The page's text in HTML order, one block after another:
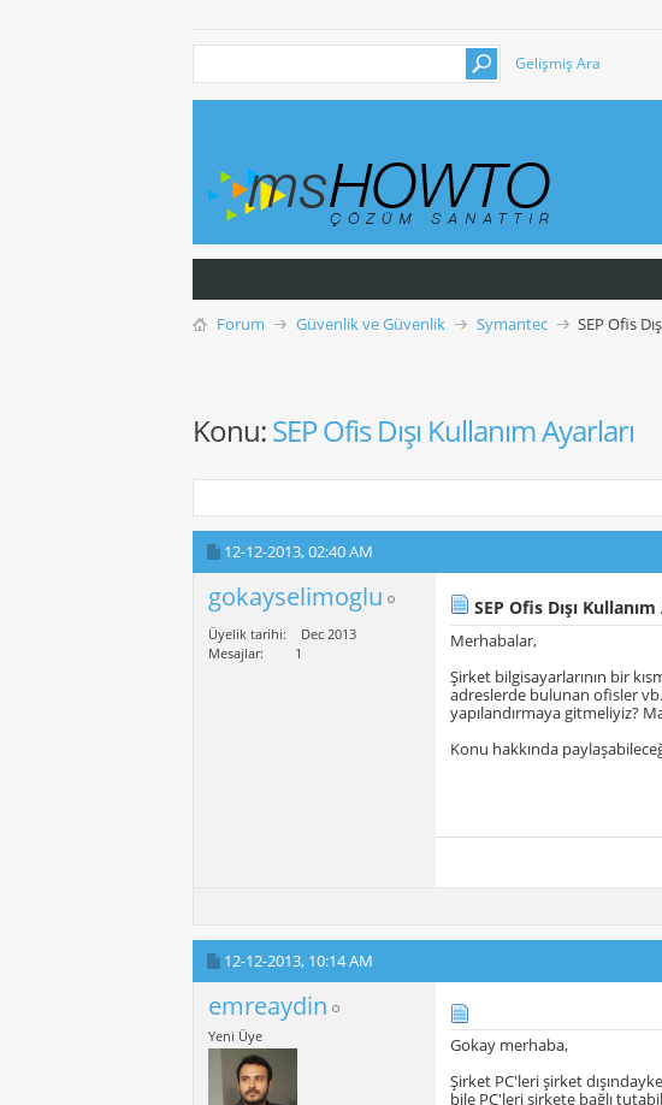
Gelişmiş Ara
Forum Güvenlik ve Güvenlik Symantec SEP Ofis
Konu:SEP Ofis Dışı Kullanım Ayarları
12-12-2013,02:40 AM
gokayselimoglu
Üyelik tarihi
Dec 2013
Mesajlar
1
SEP Ofis Dışı
Merhabalar,
Şirket bilgisayarlarının bir
adreslerde bulunan ofisler
yapılandırmaya gitmeliyiz?
Konu hakkında
12-12-2013, 10:14 AM
emreaydin
Yeni Üye
Gokay merhaba,
Şirket PC'leri şirket
bile PC'leri şirkete bağlı